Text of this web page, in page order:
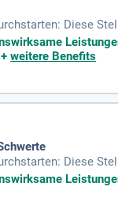
Diese
+weitere Benefits
Diese